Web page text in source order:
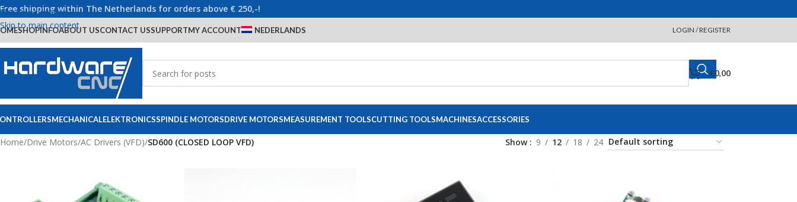
Skip to navigation
Skip to main content
Free shipping within The Netherlands for orders above € 250,-!
SHOPINFOABOUT USCONTACT USSUPPORTMY ACCOUNT NEDERLANDS LOGIN / REGISTER
€0,00
MECHANICALELEKTRONICSSPINDLE MOTORSDRIVE MOTORSMEASUREMENT TOOLSCUTTING TOOLSMACHINESACCESSORIES
Home/Drive Motors/AC Drivers (VFD)/SD600 (CLOSED LOOP VFD) Show 9 12 18 24